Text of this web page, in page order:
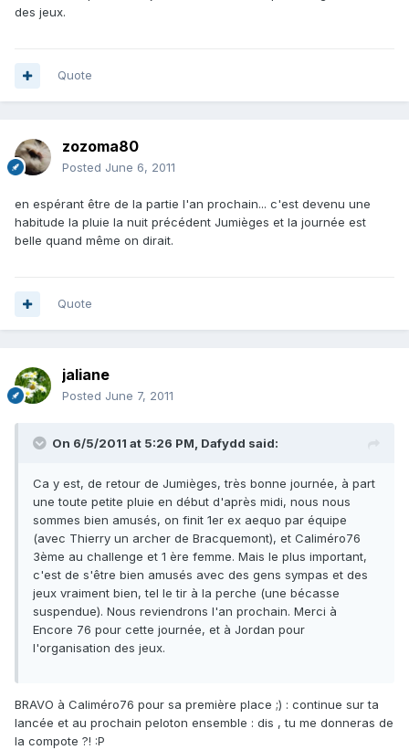
des jeux.
Quote
zozoma80
Posted June 6, 2011
en espérant être de la partie l'an prochain... c'est devenu une
habitude la pluie la nuit précédent Jumièges et la journée est
belle quand même on dirait.
Quote
jaliane
Posted June 7, 2011
On 6/5/2011 at 5:26 PM, Dafydd said:
Ca y est, de retour de Jumièges, très bonne journée, à part
une toute petite pluie en début d'après midi, nous nous
sommes bien amusés, on finit 1er ex aequo par équipe
(avec Thierry un archer de Bracquemont), et Caliméro76
3ème au challenge et 1 ère femme. Mais le plus important,
c'est de s'être bien amusés avec des gens sympas et des
jeux vraiment bien, tel le tir à la perche (une bécasse
suspendue). Nous reviendrons l'an prochain. Merci à
Encore 76 pour cette journée, et à Jordan pour
l'organisation des jeux.
BRAVO à Caliméro76 pour sa première place ;) : continue sur ta
lancée et au prochain peloton ensemble : dis , tu me donneras de
la compote ?! :P